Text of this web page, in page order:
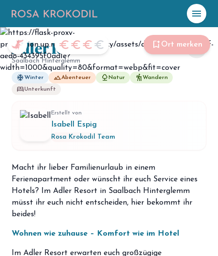
menu
☀️ Heute
Plane mit Kroki
Abenteuer
menu_book Guides
map Karte
Mitgliedschaft
bookmark_add Ort merken
euro euro euro euro
Foto: Adler Resort Saalbach Hinterklemm
Adler Resort
Saalbach Hinterglemm
ac_unitWinter landscapeAbenteuer nature Natur hikingWandern
bedUnterkunft
share
Erstellt von
Isabell Espig
Rosa Krokodil Team
Macht ihr lieber Familienurlaub in einem
Ferienapartment oder wünscht ihr euch Service eines
Hotels? Im Adler Resort in Saalbach Hinterglemm
müsst ihr euch nicht entscheiden, hier bekommt ihr
beides!
Wohnen wie zuhause – Komfort wie im Hotel
Im Adler Resort erwarten euch großzügige